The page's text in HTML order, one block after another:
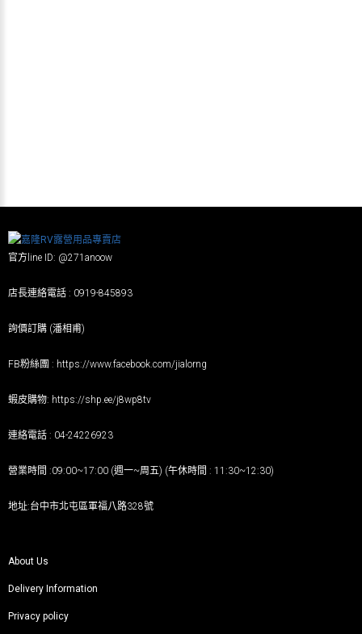
官方line ID: @271anoow
店長連絡電話 : 0919-845893
詢價訂購 (潘相甫)
FB粉絲團 : https://www.facebook.com/jialorng
蝦皮購物: https://shp.ee/j8wp8tv
連絡電話 : 04-24226923
營業時間 :09:00~17:00 (週一~周五) (午休時間 : 11:30~12:30)
地址:台中市北屯區軍福八路328號
About Us
Delivery Information
Privacy policy